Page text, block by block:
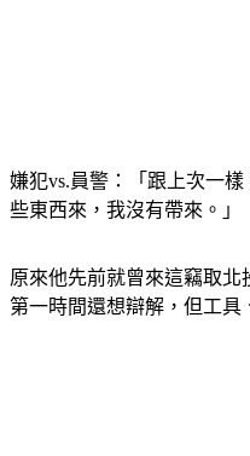
嫌犯vs.員警：「跟上次一樣
原來他先前就曾來這竊取北